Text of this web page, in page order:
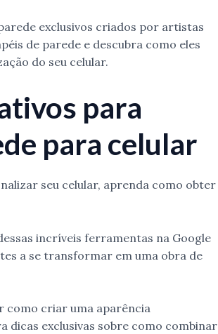
exclusivos criados por artistas
de parede e descubra como eles
do seu celular.
para
para celular
seu celular, aprenda como obter
incríveis ferramentas na Google
a se transformar em uma obra de
como criar uma aparência
dicas exclusivas sobre como combinar